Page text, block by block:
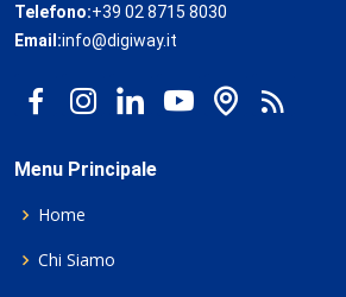
Telefono:+39 02 8715 8030
Email:info@digiway.it
Menu Principale
Home
Chi Siamo